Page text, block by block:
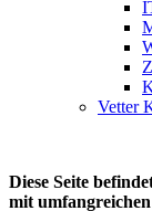
Vetter
Diese Seite
mit